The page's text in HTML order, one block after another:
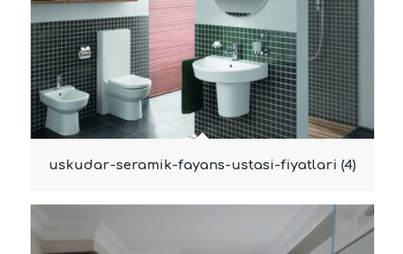
uskudar-seramik-fayans-ustasi-fiyatlari (4)